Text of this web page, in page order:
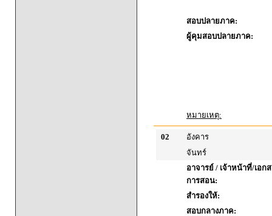
สอบปลายภาค:
ผู้คุมสอบปลายภาค:
หมายเหตุ:
02
อังคาร
จันทร์
อาจารย์ / เจ้าหน้าที่/เอก
การสอน:
สำรองให้:
สอบกลางภาค: